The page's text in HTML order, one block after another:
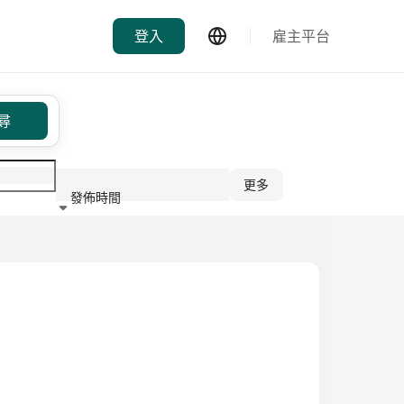
登入 雇主平台
發佈時間
更多